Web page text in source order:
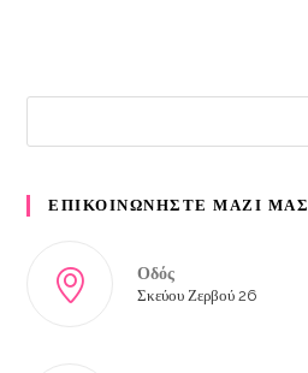
ΕΠΙΚΟΙΝΩΝΗΣΤΕ ΜΑΖΙ ΜΑΣ
Οδός
Σκεύου Ζερβού 26